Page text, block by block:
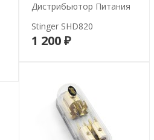
Дистрибьютор Питания
Stinger SHD820
1 200 ₽В корзину